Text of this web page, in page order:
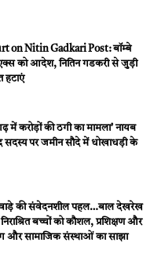
on Nitin Gadkari Post: बॉम्बे
को आदेश, नितिन गडकरी से जुड़ी
हटाएं
में करोड़ों की ठगी का मामला’ नायब
पर जमीन सौदे में धोखाधड़ी के
की संवेदनशील पहल…बाल देखरेख
बच्चों को कौशल, प्रशिक्षण और
और सामाजिक संस्थाओं का साझा